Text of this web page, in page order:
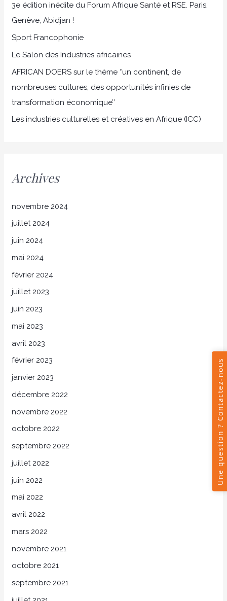
c
h
e
r
:
3e édition inédite du Forum Afrique Santé et RSE. Paris,
Genève, Abidjan !
Sport Francophonie
Le Salon des Industries africaines
AFRICAN DOERS sur le thème ‘’un continent, de
nombreuses cultures, des opportunités infinies de
transformation économique’’
Les industries culturelles et créatives en Afrique (ICC)
Archives
novembre 2024
juillet 2024
juin 2024
mai 2024
février 2024
juillet 2023
juin 2023
mai 2023
avril 2023
février 2023
janvier 2023
décembre 2022
novembre 2022
octobre 2022
septembre 2022
juillet 2022
juin 2022
mai 2022
avril 2022
mars 2022
novembre 2021
octobre 2021
septembre 2021